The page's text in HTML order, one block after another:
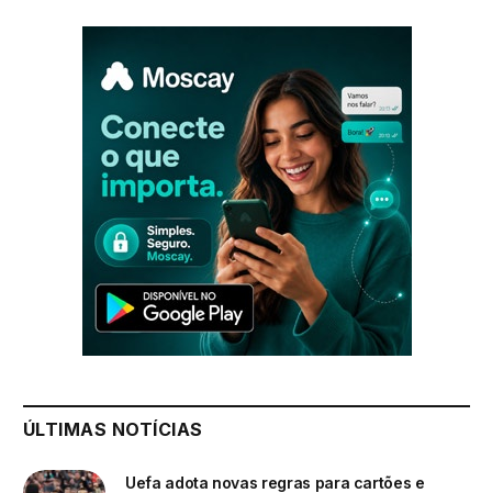
ÚLTIMAS NOTÍCIAS
Uefa adota novas regras para cartões e